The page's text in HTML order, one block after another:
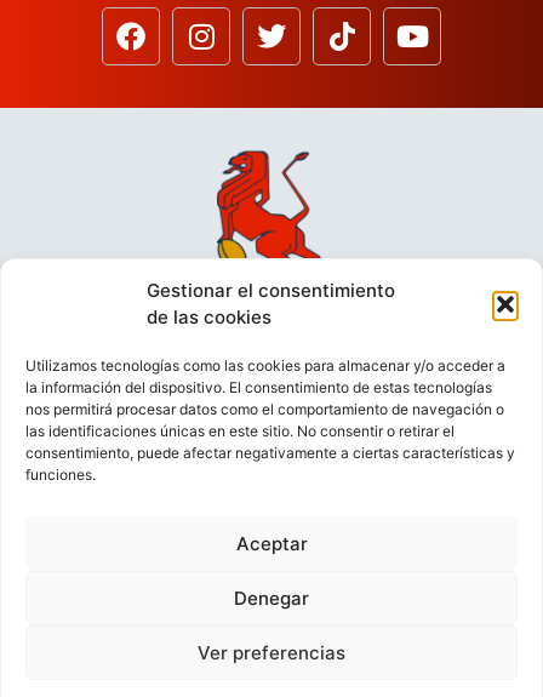
Gestionar el consentimiento
de las cookies
Utilizamos tecnologías como las cookies para almacenar y/o acceder a
la información del dispositivo. El consentimiento de estas tecnologías
nos permitirá procesar datos como el comportamiento de navegación o
las identificaciones únicas en este sitio. No consentir o retirar el
consentimiento, puede afectar negativamente a ciertas características y
funciones.
Aceptar
Denegar
Ver preferencias
VIDEOCONFERENCIAS
POLÍTICA DE PRIVACIDAD
CONTACTO
© FEDERACIÓN ESPAÑOLA DE RUGBY 2023.